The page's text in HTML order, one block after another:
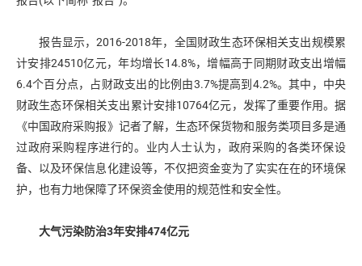
报告显示，2016-2018年，全国财政生态环保相关支出规模累
计安排24510亿元，年均增长14.8%，增幅高于同期财政支出增幅
6.4个百分点，占财政支出的比例由3.7%提高到4.2%。其中，中央
财政生态环保相关支出累计安排10764亿元，发挥了重要作用。据
《中国政府采购报》记者了解，生态环保货物和服务类项目多是通
过政府采购程序进行的。业内人士认为，政府采购的各类环保设
备、以及环保信息化建设等，不仅把资金变为了实实在在的环境保
护，也有力地保障了环保资金使用的规范性和安全性。
大气污染防治3年安排474亿元